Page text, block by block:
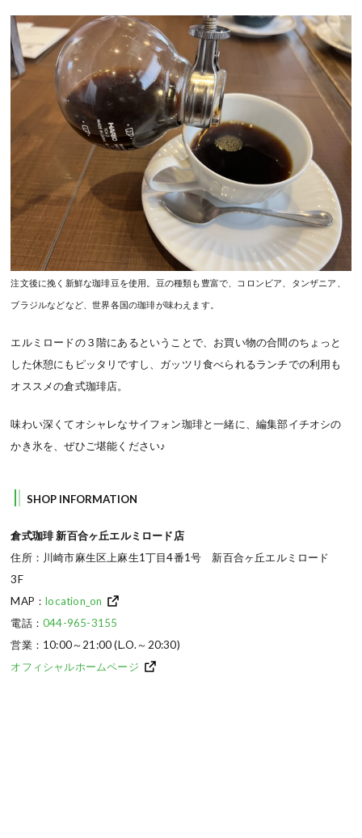
注文後に挽く新鮮な珈琲豆を使用。豆の種類も豊富で、コロンビア、タンザニア、
ブラジルなどなど、世界各国の珈琲が味わえます。
エルミロードの３階にあるということで、お買い物の合間のちょっと
した休憩にもピッタリですし、ガッツリ食べられるランチでの利用も
オススメの倉式珈琲店。
味わい深くてオシャレなサイフォン珈琲と一緒に、編集部イチオシの
かき氷を、ぜひご堪能ください♪
SHOP INFORMATION
倉式珈琲 新百合ヶ丘エルミロード店
住所：川崎市麻生区上麻生1丁目4番1号 新百合ヶ丘エルミロード
3F
MAP：location_on
電話：044-965-3155
営業： 10:00～21:00 (L.O.～20:30)
オフィシャルホームページ